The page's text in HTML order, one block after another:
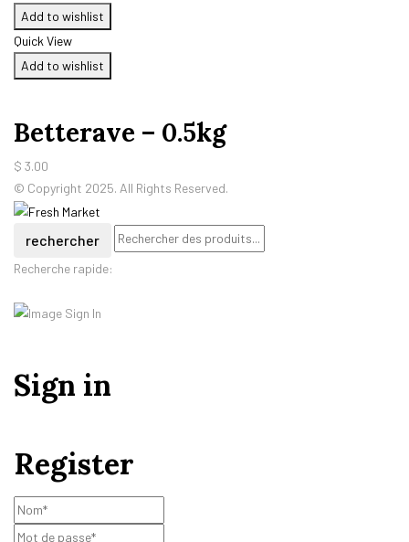
Add to wishlist
Quick View
Add to wishlist
Betterave – 0.5kg
$ 3.00
© Copyright 2025. All Rights Reserved.
rechercher
Recherche rapide:
Sign in
Register